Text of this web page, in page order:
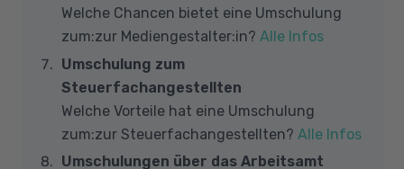
Welche Chancen bietet eine Umschulung
zum:zur Mediengestalter:in? Alle Infos
Umschulung zum
Steuerfachangestellten
Welche Vorteile hat eine Umschulung
zum:zur Steuerfachangestellten? Alle Infos
Umschulungen über das Arbeitsamt